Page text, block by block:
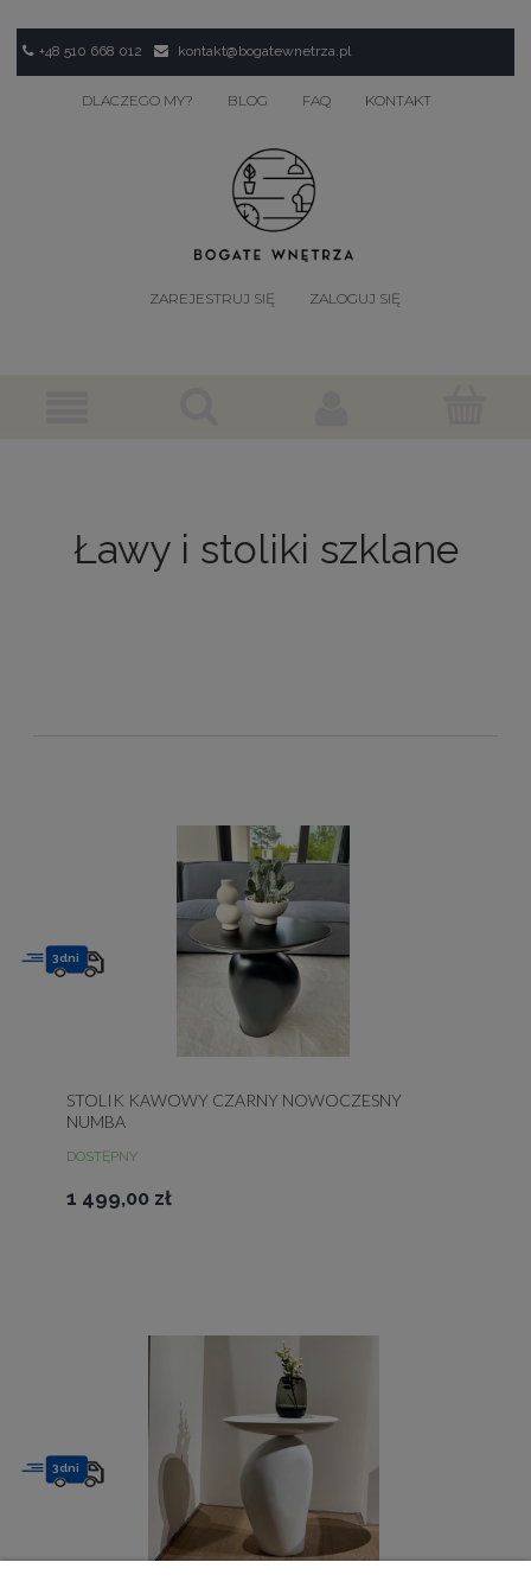
+48 510 668 012 kontakt@bogatewnetrza.pl
DLACZEGO MY? BLOG FAQ KONTAKT
ZAREJESTRUJ SIĘ ZALOGUJ SIĘ
Ławy i stoliki szklane
STOLIK KAWOWY CZARNY NOWOCZESNY
NUMBA
DOSTĘPNY
1 499,00 zł
3dni
3dni